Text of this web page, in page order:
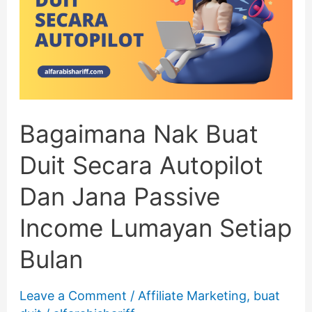
Bagaimana Nak Buat
Duit Secara Autopilot
Dan Jana Passive
Income Lumayan Setiap
Bulan
Leave a Comment / Affiliate Marketing, buat
Buat
Duit
Secara
Autopilot
Dan
Jana
Income
Lumayan
Setiap
Bulan